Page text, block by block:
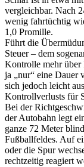
vergleichbar. Nach
wenig fahrtüchtig
1,0 Promille.
Führt die
Steuer – dem
Kontrolle mehr über
ja „nur“ eine Dauer
sich jedoch leicht
Kontrollverlusts für
Bei der
der Autobahn legt
ganze 72 Meter
Fußballfeldes. Auf
oder die Spur
rechtzeitig reagiert